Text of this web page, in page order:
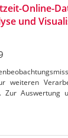
Online-
und
weiteren
Zur